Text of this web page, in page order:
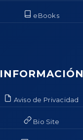
eBooks
INFORMACIÓN
Aviso de Privacidad
Bio Site